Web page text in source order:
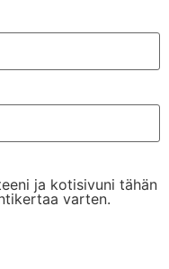
ja kotisivuni tähän
varten.